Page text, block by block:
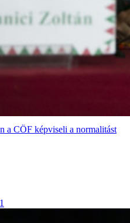
a CÖF képviseli a normalitást